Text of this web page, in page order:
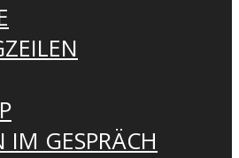
IM GESPRÄCH